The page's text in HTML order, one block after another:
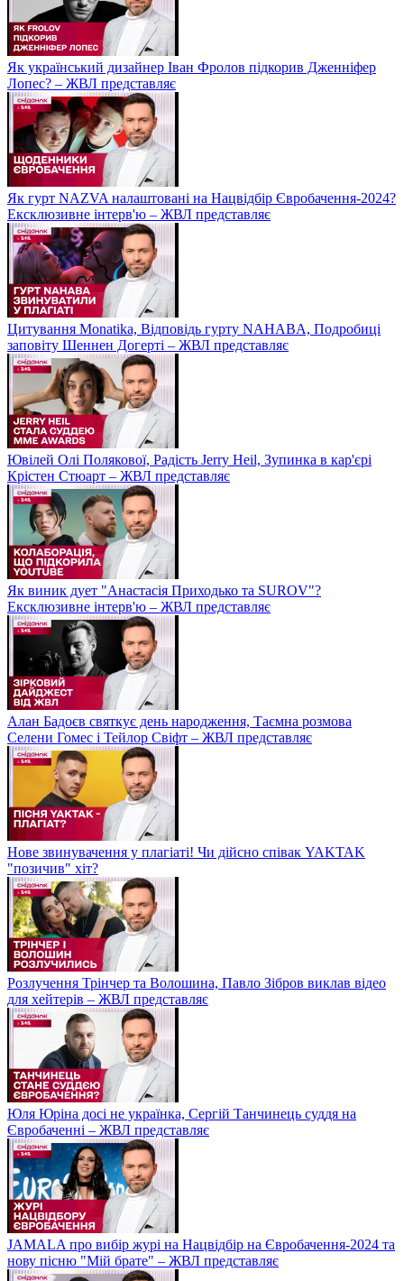
Як український дизайнер Іван Фролов підкорив Дженніфер
Лопес? – ЖВЛ представляє
Як гурт NAZVA налаштовані на Нацвідбір Євробачення-2024?
Ексклюзивне інтерв'ю – ЖВЛ представляє
Цитування Monatikа, Відповідь гурту NAHABA, Подробиці
заповіту Шеннен Догерті – ЖВЛ представляє
Ювілей Олі Полякової, Радість Jerry Heil, Зупинка в кар'єрі
Крістен Стюарт – ЖВЛ представляє
Як виник дует "Анастасія Приходько та SUROV"?
Ексклюзивне інтерв'ю – ЖВЛ представляє
Алан Бадоєв святкує день народження, Таємна розмова
Селени Гомес і Тейлор Свіфт – ЖВЛ представляє
Нове звинувачення у плагіаті! Чи дійсно співак YAKTAK
"позичив" хіт?
Розлучення Трінчер та Волошина, Павло Зібров виклав відео
для хейтерів – ЖВЛ представляє
Юля Юріна досі не українка, Сергій Танчинець суддя на
Євробаченні – ЖВЛ представляє
JAMALA про вибір журі на Нацвідбір на Євробачення-2024 та
нову пісню "Мій брате" – ЖВЛ представляє